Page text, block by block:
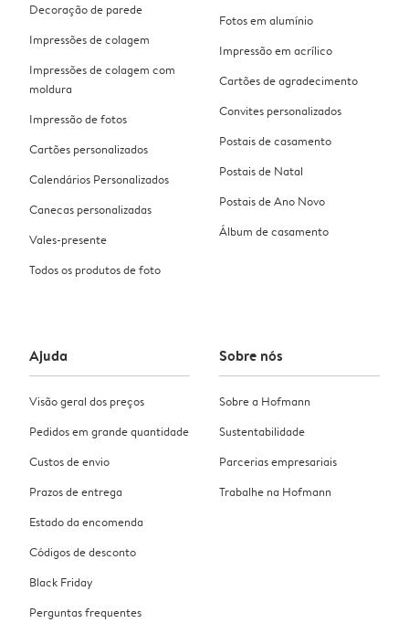
Decoração de parede
Impressões de colagem
Impressões de colagem com
moldura
Impressão de fotos
Cartões personalizados
Calendários Personalizados
Canecas personalizadas
Vales-presente
Todos os produtos de foto
Fotos em alumínio
Impressão em acrílico
Cartões de agradecimento
Convites personalizados
Postais de casamento
Postais de Natal
Postais de Ano Novo
Álbum de casamento
Ajuda
Visão geral dos preços
Pedidos em grande quantidade
Custos de envio
Prazos de entrega
Estado da encomenda
Códigos de desconto
Black Friday
Perguntas frequentes
Sobre nós
Sobre a Hofmann
Sustentabilidade
Parcerias empresariais
Trabalhe na Hofmann